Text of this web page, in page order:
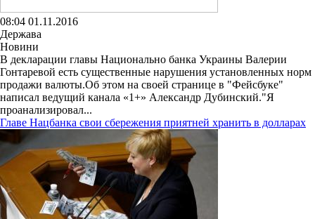
08:04 01.11.2016
Держава
Новини
В декларации главы Национально банка Украины Валерии
Гонтаревой есть существенные нарушения установленных норм
продажи валюты.Об этом на своей странице в "Фейсбуке"
написал ведущий канала «1+» Александр Дубинский."Я
проанализировал...
Главе Нацбанка свои сбережения приятней хранить в долларах